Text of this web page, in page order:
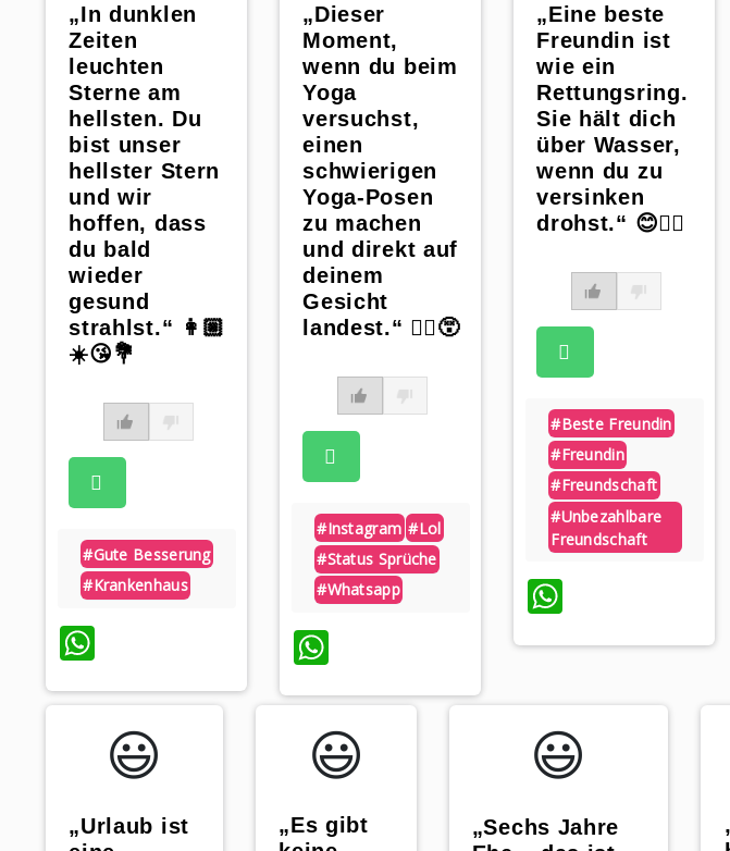
„In dunklen
Zeiten
leuchten
Sterne am
hellsten. Du
bist unser
hellster Stern
und wir
hoffen, dass
du bald
wieder
gesund
strahlst.“ 👩🏼
☀️😘💐
#gute Besserung
#krankenhaus
WhatsApp
„Dieser
Moment,
wenn du beim
Yoga
versuchst,
einen
schwierigen
Yoga-Posen
zu machen
und direkt auf
deinem
Gesicht
landest.“ 🧘‍♀️😵
#instagram #lol
#status Sprüche
#whatsapp
WhatsApp
„Eine beste
Freundin ist
wie ein
Rettungsring.
Sie hält dich
über Wasser,
wenn du zu
versinken
drohst.“ 😊🏊‍♀️
#beste Freundin
#freundin
#freundschaft
#unbezahlbare
Freundschaft
WhatsApp
😃️
„Urlaub ist
😃️
„Es gibt
😃️
„Sechs Jahre